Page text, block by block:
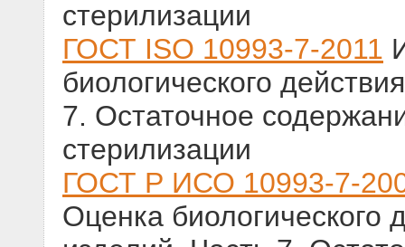
стерилизации
ГОСТ ISO 10993-7-2011
биологического
7. Остаточное
стерилизации
ГОСТ Р ИСО 10993-7-
Оценка биологического